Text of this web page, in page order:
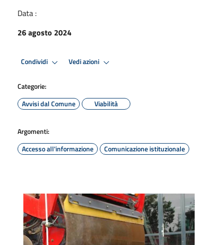
Data :
26 agosto 2024
Condividi Vedi azioni
Categorie:
Avvisi dal Comune
Viabilità
Argomenti:
Accesso all'informazione
Comunicazione istituzionale